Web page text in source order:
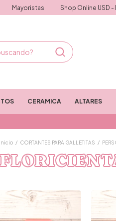
Mayoristas Shop Online USD -
CERAMICA ALTARES
Inicio / CORTANTES PARA GALLETITAS /